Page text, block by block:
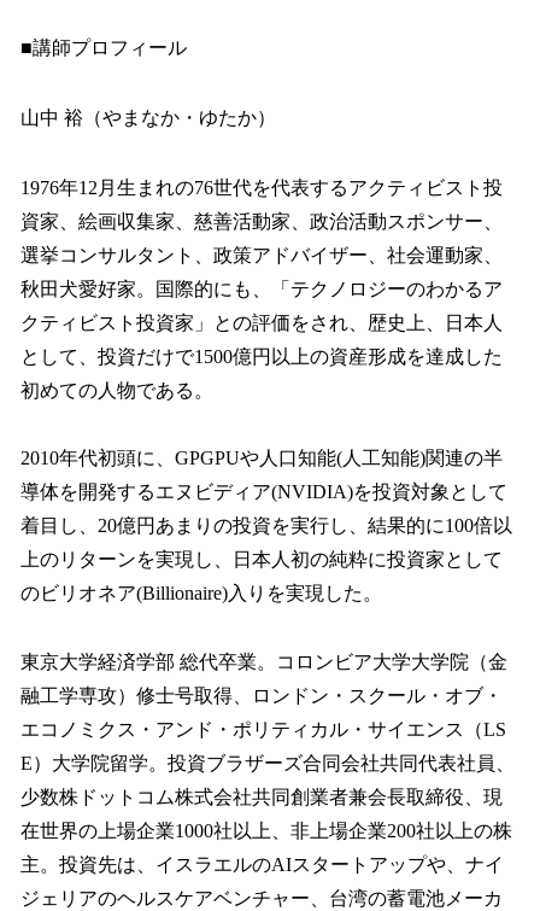
■講師プロフィール
山中 裕（やまなか・ゆたか）
1976年12月生まれの76世代を代表するアクティビスト投
資家、絵画収集家、慈善活動家、政治活動スポンサー、
選挙コンサルタント、政策アドバイザー、社会運動家、
秋田犬愛好家。国際的にも、「テクノロジーのわかるア
クティビスト投資家」との評価をされ、歴史上、日本人
として、投資だけで1500億円以上の資産形成を達成した
初めての人物である。
2010年代初頭に、GPGPUや人口知能(人工知能)関連の半
導体を開発するエヌビディア(NVIDIA)を投資対象として
着目し、20億円あまりの投資を実行し、結果的に100倍以
上のリターンを実現し、日本人初の純粋に投資家として
のビリオネア(Billionaire)入りを実現した。
東京大学経済学部 総代卒業。コロンビア大学大学院（金
融工学専攻）修士号取得、ロンドン・スクール・オブ・
エコノミクス・アンド・ポリティカル・サイエンス（LS
E）大学院留学。投資ブラザーズ合同会社共同代表社員、
少数株ドットコム株式会社共同創業者兼会長取締役、現
在世界の上場企業1000社以上、非上場企業200社以上の株
主。投資先は、イスラエルのAIスタートアップや、ナイ
ジェリアのヘルスケアベンチャー、台湾の蓄電池メーカ